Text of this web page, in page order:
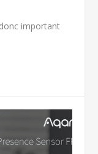
important